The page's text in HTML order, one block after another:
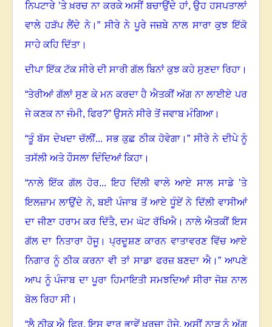
ਨਿਪਟਾਰੇ ’ਤੇ ਖ਼ਰਚ ਨਾ ਕਰਕੇ ਅਸੀਂ ਬਚਾਉਂਦੇ ਹਾਂ, ਉਹ ਹਸਪਤਾਲਾਂ
ਵਾਲੇ ਹੜੱਪ ਲੈਂਦੇ ਨੇ।” ਸੀਰੇ ਨੇ ਪੂਰੇ ਜਜ਼ਬੇ ਨਾਲ ਸਾਰਾ ਕੁਝ ਇੱਕੋ
ਸਾਹੇ ਕਹਿ ਦਿੱਤਾ‌ ।
ਦੀਪਾ ਇੱਕ ਟੱਕ ਸੀਰੇ ਦੀ ਸਾਰੀ ਗੱਲ ਬਿਨਾਂ ਕੁਝ ਕਹੇ ਸੁਣਦਾ ਰਿਹਾ ।
“ਤੇਰੀਆਂ ਗੱਲਾਂ ਸੁਣ ਕੇ ਮਨ ਕਰਦਾ ਹੈ ਐਤਕੀਂ ਅੱਗ ਨਾ ਲਾਈਏ ਪਰ
ਜੇ ਕਣਕ ਨਾ ਜੰਮੀ, ਫਿਰ?” ਉਸਨੇ ਸੀਰੇ ਤੋਂ ਜਵਾਬ ਮੰਗਿਆ।
“ਤੂੰ ਬੱਸ ਦੇਖਦਾ ਚੱਲੀਂ... ਸਭ ਕੁਛ ਠੀਕ ਹੋਵੇਗਾ ।” ਸੀਰੇ ਨੇ ਦੀਪੇ ਨੂੰ
ਤਸੱਲੀ ਅਤੇ ਹੌਸਲਾ ਦਿੰਦਿਆਂ ਕਿਹਾ ।
“ਨਾਲੇ ਇੱਕ ਗੱਲ ਹੋਰ... ਇਹ ਦਿੱਲੀ ਵਾਲੇ ਆਏ ਸਾਲ ਸਾਡੇ ’ਤੇ
ਇਲਜ਼ਾਮ ਲਾਉਂਦੇ ਨੇ,ਬਈ ਪੰਜਾਬ ਤੋਂ ਆਏ ਧੂੰਏਂ ਨੇ ਦਿੱਲੀ ਵਾਸੀਆਂ
ਦਾ ਜੀਣਾ ਹਰਾਮ ਕਰ ਦਿੱਤੈ,ਦਮ ਘੋਟ ਰੱਖਿਐ।ਨਾਲੇ ਐਤਕੀਂ ਇਸ
ਗੱਲ ਦਾ ਨਿਤਾਰਾ ਹੋਜੂ।ਪ੍ਰਦੂਸ਼ਣ ਕਾਰਨ ਵਾਤਾਵਰਣ ਵਿੱਚ ਆਏ
ਨਿਗਾਰ ਨੂੰ ਠੀਕ ਕਰਨਾ ਵੀ ਤਾਂ ਸਾਡਾ ਫਰਜ਼ ਬਣਦਾ ਐ ।”ਆਪਣੇ
ਆਪ ਨੂੰ ਪੰਜਾਬ ਦਾ ਪੂਰਾ ਹਿਮਾਇਤੀ ਸਮਝਦਿਆਂ ਸੀਰਾ ਜੋਸ਼ ਨਾਲ
ਬੋਲ ਰਿਹਾ ਸੀ।
“ਲੈ ਠੀਕ ਐ ਫਿਰ,ਇਸ ਵਾਰ ਭਾਵੇਂ ਖ਼ਰਚਾ ਹੋਜੇ, ਅਸੀਂ ਨਾੜ ਨੂੰ ਅੱਗ